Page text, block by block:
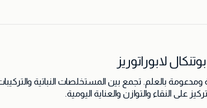
لابوراتوريز
بالعلم. تجمع بين المستخلصات النباتية
على النقاء والتوازن والعناية اليومية.